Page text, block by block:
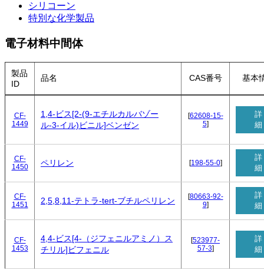
シリコーン
特別な化学製品
電子材料中間体
製品
ID
品名 CAS番号 基本
CF-
1449
1,4-ビス[2-(9-エチルカルバゾー
ル-3-イル)ビニル]ベンゼン
[62608-15-
5]
詳
細
CF-
1450
ペリレン [198-55-0]
詳
細
CF-
1451
2,5,8,11-テトラ-tert-ブチルペリレン [80663-92-
9]
詳
細
CF-
1453
4,4-ビス[4-（ジフェニルアミノ）ス
チリル]ビフェニル
[523977-
57-3]
詳
細